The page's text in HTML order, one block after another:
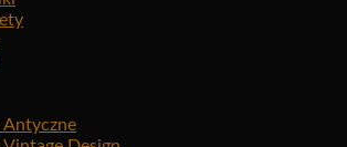
Antyczne